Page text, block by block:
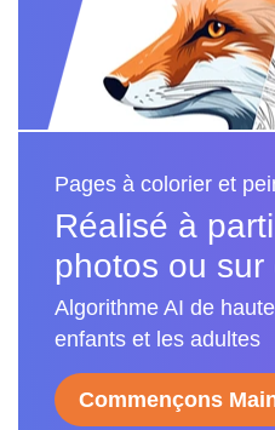
Pages à colorier et
Réalisé à
photos ou sur
Algorithme AI de
enfants et les adultes
Commençons